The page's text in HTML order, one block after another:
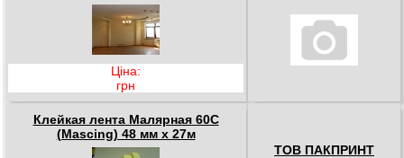
Ціна:
грн
Клейкая лента Малярная 60С
(Mascing) 48 мм х 27м
ТОВ ПАКПРИНТ